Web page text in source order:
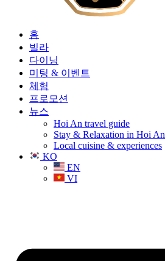
홈
빌라
다이닝
미팅 & 이벤트
체험
프로모션
뉴스
Hoi An travel guide
Stay & Relaxation in Hoi An
Local cuisine & experiences
KO
EN
VI